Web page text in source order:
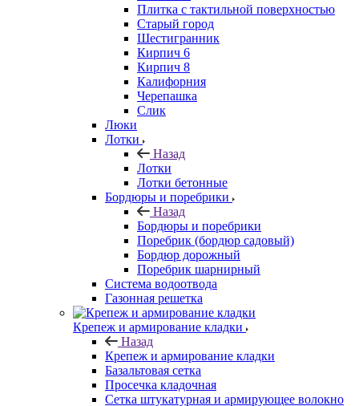
Плитка с тактильной поверхностью
Старый город
Шестигранник
Кирпич 6
Кирпич 8
Калифорния
Черепашка
Слик
Люки
Лотки
Назад
Лотки
Лотки бетонные
Бордюры и поребрики
Назад
Бордюры и поребрики
Поребрик (бордюр садовый)
Бордюр дорожный
Поребрик шарнирный
Система водоотвода
Газонная решетка
Крепеж и армирование кладки
Назад
Крепеж и армирование кладки
Базальтовая сетка
Просечка кладочная
Сетка штукатурная и армирующее волокно